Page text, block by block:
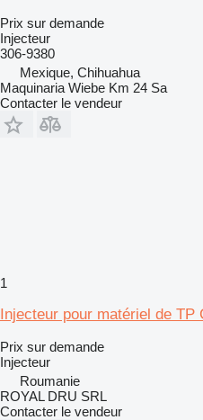
Prix sur demande
Injecteur
306-9380
Mexique, Chihuahua
Maquinaria Wiebe Km 24 Sa
Contacter le vendeur
1
Injecteur pour matériel de TP
Prix sur demande
Injecteur
Roumanie
ROYAL DRU SRL
Contacter le vendeur